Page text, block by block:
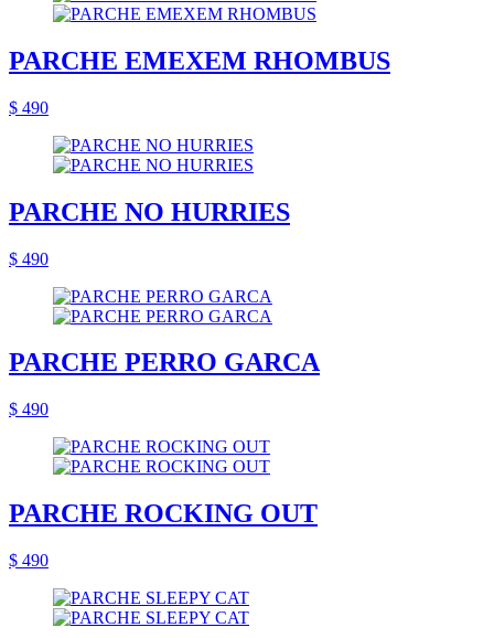
PARCHE EMEXEM RHOMBUS
$ 490
PARCHE NO HURRIES
$ 490
PARCHE PERRO GARCA
$ 490
PARCHE ROCKING OUT
$ 490